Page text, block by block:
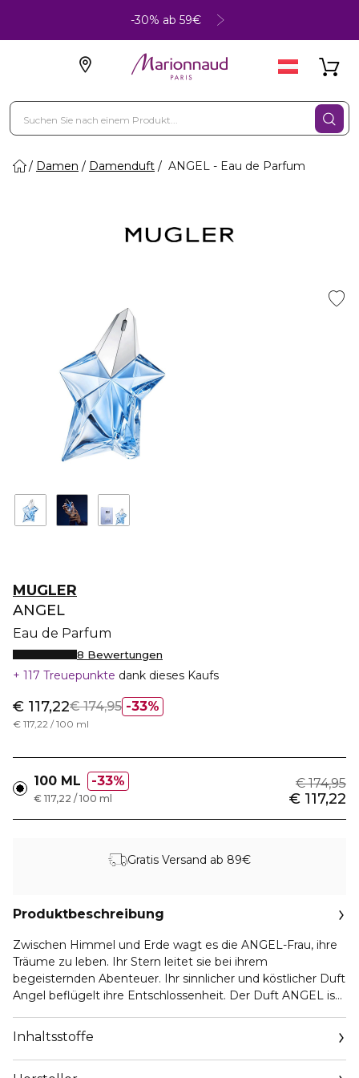
-30% ab 59€
Damen Damenduft ANGEL - Eau de Parfum
MUGLER
ANGEL
Eau de Parfum
8 Bewertungen
117 Treuepunkte dank dieses Kaufs
33%
€ 117,22€ 174,95
€ 117,22 / 100 ml
100 ML 33% € 174,95
€ 117,22
€ 117,22 / 100 ml
Gratis Versand ab 89€
Produktbeschreibung
Zwischen Himmel und Erde wagt es die ANGEL-Frau, ihre
Träume zu leben. Ihr Stern leitet sie bei ihrem
begeisternden Abenteuer. Ihr sinnlicher und köstlicher Duft
Angel beflügelt ihre Entschlossenheit. Der Duft ANGEL ist
Weiblichkeit, die sich von ihrem guten Stern und ihren
Wünschen leiten lässt. Entdecken Sie den ebenso
köstlichen wie geheimnisvoll betörenden und
Inhaltsstoffe